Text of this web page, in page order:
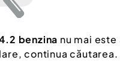
benzina nu mai
continua căutarea.